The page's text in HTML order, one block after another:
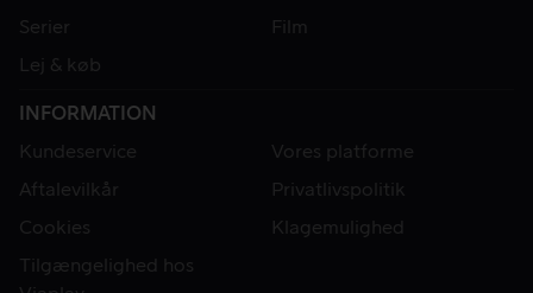
Serier
Film
Lej & køb
INFORMATION
Kundeservice
Vores platforme
Aftalevilkår
Privatlivspolitik
Cookies
Klagemulighed
Tilgængelighed hos